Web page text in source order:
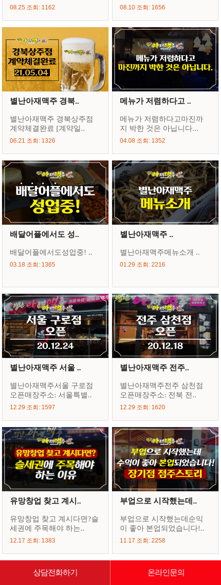
08.25 조회: 1162 08.10 조회: 1656
별난아재맥주 경북..
별난아재맥주 경북상주점
계약체결완료 [계약일..
06.21 조회: 1326
메뉴가 저렴하다고 ..
메뉴가 저렴하다고마진까
지 박한 것은 아닙니다...
04.08 조회: 1352
배달어플에서도 성..
배달어플에서도성업중! ..
03.18 조회: 1365
별난아재맥주 ..
별난아재맥주메뉴소개 ..
01.29 조회: 2216
별난아재맥주 서울 ..
별난아재맥주서울 구로점
오픈매장주소: 서울특별..
12.29 조회: 1597
별난아재맥주 전주..
별난아재맥주전주 삼천점
오픈매장주소: 전북 전..
12.29 조회: 1620
유망창업 찾고 계시..
유망창업 찾고 계시다면?슬
세권에 주목해야 하는..
12.17 조회: 1383
부업으로 시작했는데..
부업으로 시작했는데순익
이 좋아 본업되었습니다!..
11.17 조회: 2258
상담전화하기 온라인문의